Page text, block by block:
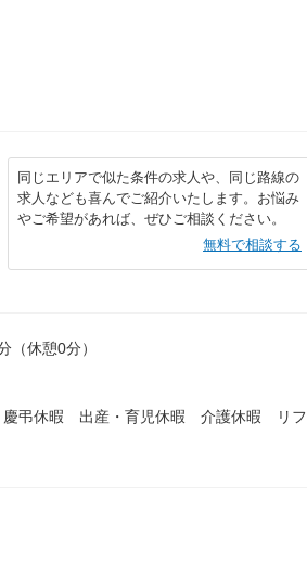
同じエリアで似た条件の求人や、同じ路線の
求人なども喜んでご紹介いたします。お悩み
やご希望があれば、ぜひご相談ください。
無料で相談する
（休憩0分）
弔休暇 出産・育児休暇 介護休暇 リフ